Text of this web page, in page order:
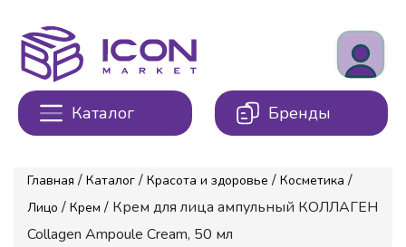
Каталог Бренды
Главная / Каталог / Красота и здоровье / Косметика /
Лицо / Крем / Крем для лица ампульный КОЛЛАГЕН
Collagen Ampoule Cream, 50 мл